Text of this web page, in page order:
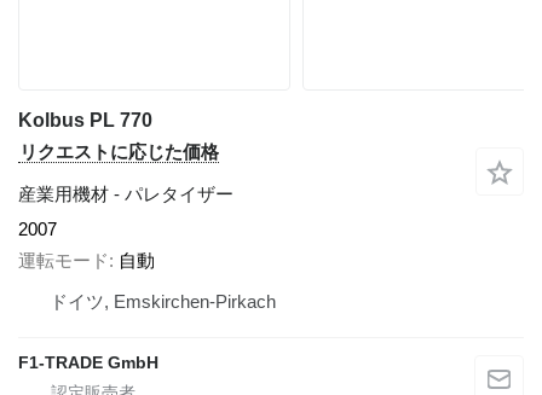
Kolbus PL 770
リクエストに応じた価格
産業用機材 - パレタイザー
2007
運転モード
自動
ドイツ, Emskirchen-Pirkach
F1-TRADE GmbH